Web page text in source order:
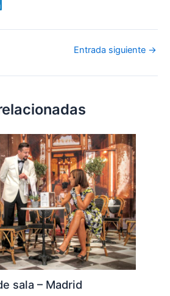
Entrada siguiente →
sala – Madrid